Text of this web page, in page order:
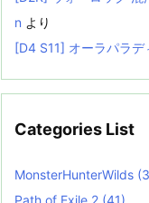
n より
[D4 S11] オーラパラデ
Categories List
MonsterHunterWilds
Path of Exile 2 (41)